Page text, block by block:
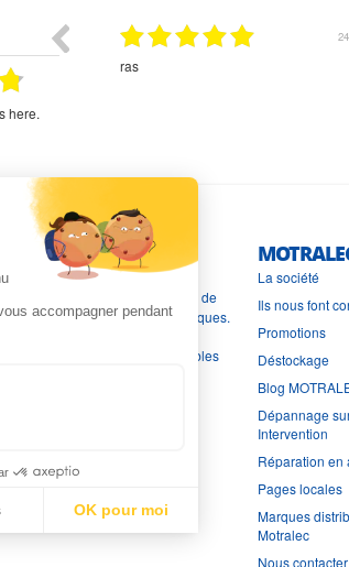
here.
29.03.2026
un
votre
le devis reçu
effectue la
été un peu
ras
les spécialistes numéro 1 en
station de relevage, pompe de
immergée et moteurs électriques.
avec les marques les plus fiables
La société
Ils nous font
Promotions
Déstockage
Blog
Dépannage
Intervention
Réparation en
Pages locales
Marques
Motralec
Nous contacter